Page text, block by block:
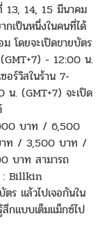
13, 14, 15 มีนาคม
เป็นหนึ่งในคนที่ได้
โดยจะเปิดขายบัตร
- 12:00 น.
อร์วิสในร้าน 7-
น. (GMT+7) จะเปิด
บาท / 6,500
ท / 3,500 บาท /
บาท สามารถ
: Billkin
แล้วไปเจอกันใน
กแบบเต็มแม็กซ์ไป